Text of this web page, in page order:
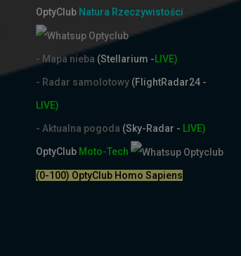
OptyClubNatura Rzeczywistości
- Mapa nieba (Stellarium -LIVE)
- Radar samolotowy(FlightRadar24 -
LIVE)
- Aktualna pogoda (Sky-Radar - LIVE)
OptyClubMoto-Tech
(0-100) OptyClub Homo Sapiens